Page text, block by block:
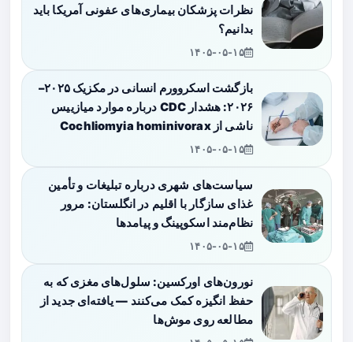
نظرات پزشکان بیماری‌های عفونی آمریکا باید
بدانیم؟
۱۴۰۵-۰۵-۱۵
بازگشت اسکروورم انسانی در مکزیک ۲۰۲۵–
۲۰۲۶: هشدار CDC درباره موارد میازییس
ناشی از Cochliomyia hominivorax
۱۴۰۵-۰۵-۱۵
سیاست‌های شهری درباره تبلیغات و تأمین
غذای سازگار با اقلیم در انگلستان: مرور
نظام‌مند اسکوپینگ و پیامدها
۱۴۰۵-۰۵-۱۵
نورون‌های اورکسین: سلول‌های مغزی که به
حفظ انگیزه کمک می‌کنند — یافته‌ای جدید از
مطالعه روی موش‌ها